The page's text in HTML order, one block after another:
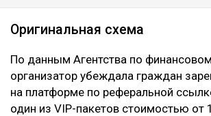
Оригинальная схема
По данным Агентства по
организатор убеждала граждан
на платформе по реферальной
один из VIP-пакетов стоимостью от